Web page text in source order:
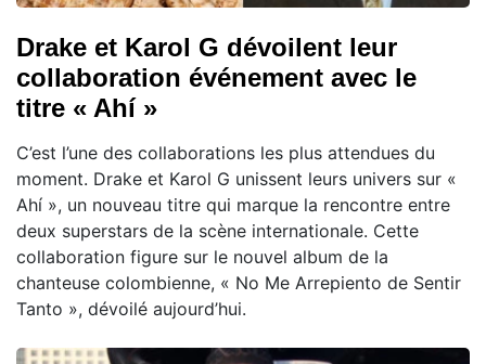
Drake et Karol G dévoilent leur
collaboration événement avec le
titre « Ahí »
C’est l’une des collaborations les plus attendues du
moment. Drake et Karol G unissent leurs univers sur «
Ahí », un nouveau titre qui marque la rencontre entre
deux superstars de la scène internationale. Cette
collaboration figure sur le nouvel album de la
chanteuse colombienne, « No Me Arrepiento de Sentir
Tanto », dévoilé aujourd’hui.